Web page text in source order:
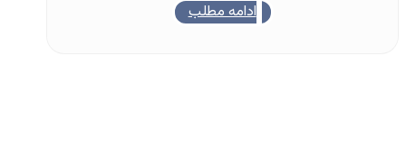
ادامه مطلب